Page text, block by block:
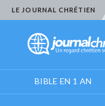
LE JOURNAL CHRÉTIEN
BIBLE EN 1 AN